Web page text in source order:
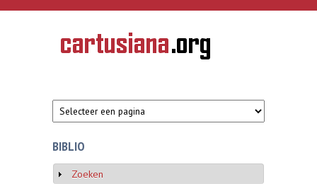
Overslaan en naar de inhoud gaan
CARTUSIANA
Geschiedenis
van de
BIBLIO
Weergeven
Zoeken